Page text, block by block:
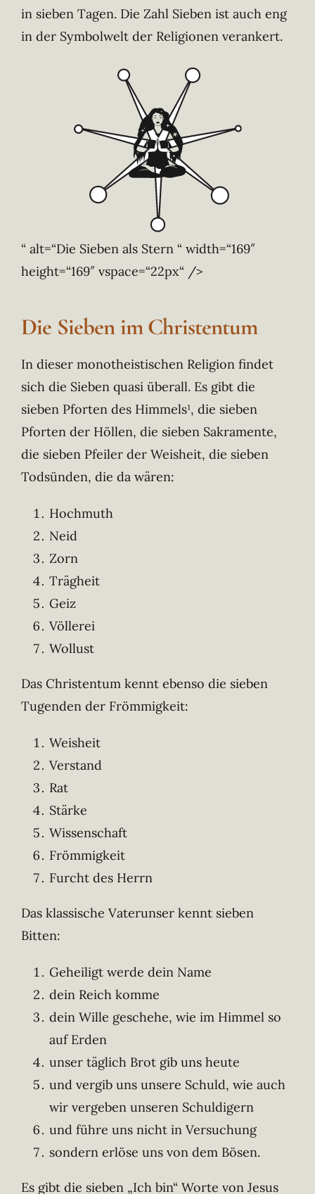
in sieben Tagen. Die Zahl Sieben ist auch eng
in der Symbolwelt der Religionen verankert.
“ alt=“Die Sieben als Stern “ width=“169″
height=“169″ vspace=“22px“ />
Die Sieben im Christentum
In dieser monotheistischen Religion findet
sich die Sieben quasi überall. Es gibt die
sieben Pforten des Himmels¹, die sieben
Pforten der Höllen, die sieben Sakramente,
die sieben Pfeiler der Weisheit, die sieben
Todsünden, die da wären:
Hochmuth
Neid
Zorn
Trägheit
Geiz
Völlerei
Wollust
Das Christentum kennt ebenso die sieben
Tugenden der Frömmigkeit:
Weisheit
Verstand
Rat
Stärke
Wissenschaft
Frömmigkeit
Furcht des Herrn
Das klassische Vaterunser kennt sieben
Bitten:
Geheiligt werde dein Name
dein Reich komme
dein Wille geschehe, wie im Himmel so
auf Erden
unser täglich Brot gib uns heute
und vergib uns unsere Schuld, wie auch
wir vergeben unseren Schuldigern
und führe uns nicht in Versuchung
sondern erlöse uns von dem Bösen.
Es gibt die sieben „Ich bin“ Worte von Jesus